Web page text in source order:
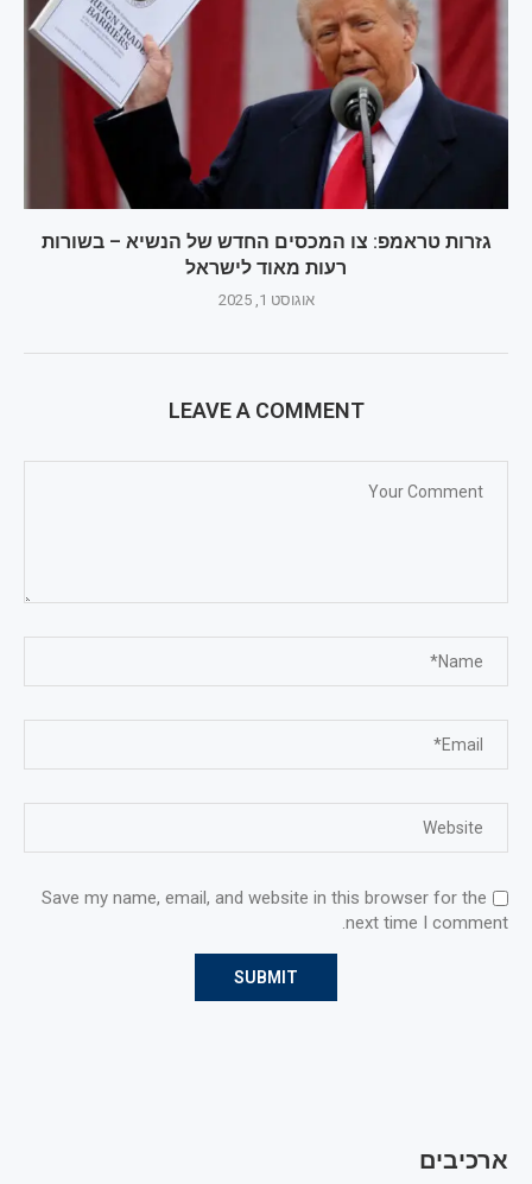
גזרות טראמפ: צו המכסים החדש של הנשיא – בשורות
רעות מאוד לישראל
אוגוסט 1, 2025
LEAVE A COMMENT
Save my name, email, and website in this browser for the
next time I comment.
ארכיבים